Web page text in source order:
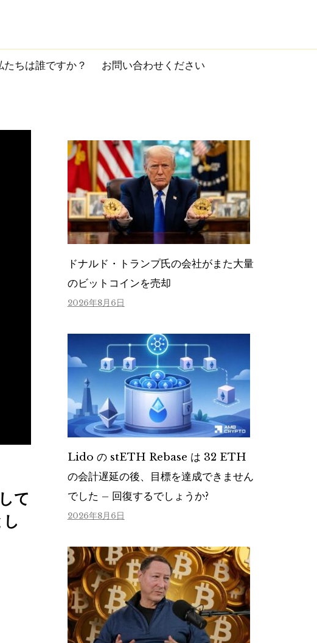
たちは誰ですか？ お問い合わせください
て
ドナルド・トランプ氏の会社がまた大量
のビットコインを売却
2026年8月6日
Lido の stETH Rebase は 32 ETH
の会計遅延の後、目標を達成できません
でした – 回復するでしょうか?
2026年8月6日